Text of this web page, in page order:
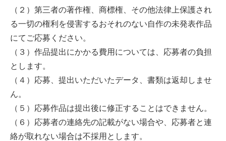
（２）第三者の著作権、商標権、その他法律上保護され
る一切の権利を侵害するおそれのない自作の未発表作品
にてご応募ください。
（３）作品提出にかかる費用については、応募者の負担
とします。
（４）応募、提出いただいたデータ、書類は返却しませ
ん。
（５）応募作品は提出後に修正することはできません。
（６）応募者の連絡先の記載がない場合や、応募者と連
絡が取れない場合は不採用とします。